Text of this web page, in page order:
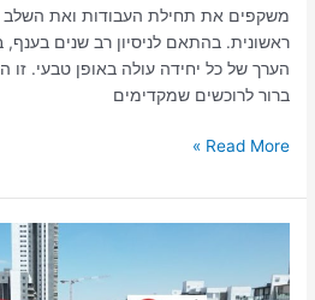
משקפים את תחילת העבודות ואת השלב
ראשונית. בהתאם לניסיון רב שנים
הערך של כל יחידה עולה באופן טבעי. זו
ברור לרוכשים שמקדימים
Read More »
זעירא
ב־ynet: